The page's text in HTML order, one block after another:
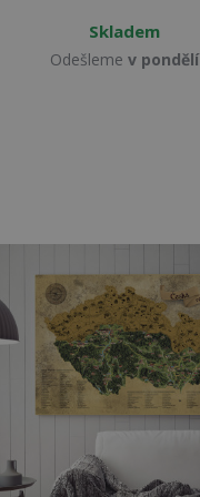
Skladem
Odešleme v pondělí